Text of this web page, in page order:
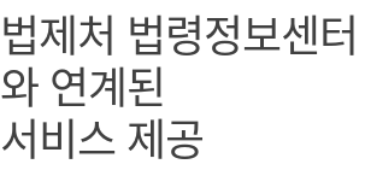
법제처 법령정보센터
와 연계된
서비스 제공